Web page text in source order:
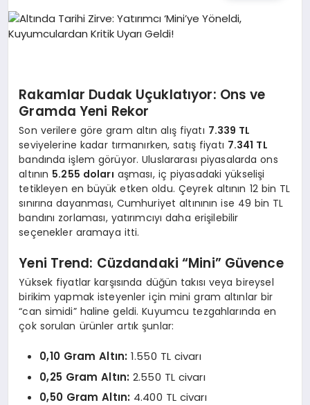
DIĞER
Rakamlar Dudak Uçuklatıyor: Ons ve
Gramda Yeni Rekor
Son verilere göre gram altın alış fiyatı 7.339 TL
seviyelerine kadar tırmanırken, satış fiyatı 7.341 TL
bandında işlem görüyor. Uluslararası piyasalarda ons
altının 5.255 doları aşması, iç piyasadaki yükselişi
tetikleyen en büyük etken oldu. Çeyrek altının 12 bin TL
sınırına dayanması, Cumhuriyet altınının ise 49 bin TL
bandını zorlaması, yatırımcıyı daha erişilebilir
seçenekler aramaya itti.
Yeni Trend: Cüzdandaki “Mini” Güvence
Yüksek fiyatlar karşısında düğün takısı veya bireysel
birikim yapmak isteyenler için mini gram altınlar bir
“can simidi” haline geldi. Kuyumcu tezgahlarında en
çok sorulan ürünler artık şunlar:
0,10 Gram Altın: 1.550 TL civarı
0,25 Gram Altın: 2.550 TL civarı
0,50 Gram Altın: 4.400 TL civarı